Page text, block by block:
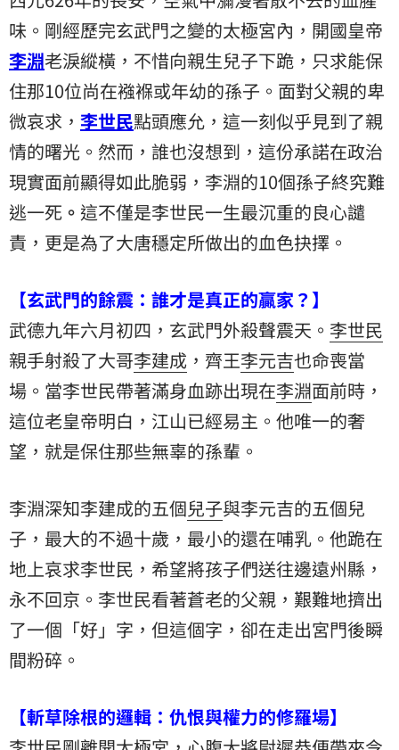
味。剛經歷完玄武門之變的太極宮內，開國皇帝
李淵老淚縱橫，不惜向親生兒子下跪，只求能保
住那10位尚在襁褓或年幼的孫子。面對父親的卑
微哀求， 李世民點頭應允，這一刻似乎見到了親
情的曙光。然而，誰也沒想到，這份承諾在政治
現實面前顯得如此脆弱，李淵的10個孫子終究難
逃一死 。 這不僅是李世民一生最沉重的良心譴
責，更是為了大唐穩定所做出的血色抉擇。
【玄武門的餘震：誰才是真正的贏家？】
武德九年六月初四，玄武門外殺聲震天。 李世民
親手射殺了大哥李建成 ，齊王李元吉也命喪當
場。當李世民帶著滿身血跡出現在李淵面前時，
這位老皇帝明白，江山已經易主。他唯一的奢
望，就是保住那些無辜的孫輩。
李淵深知李建成的五個兒子與李元吉的五個兒
子，最大的不過十歲，最小的還在哺乳。他跪在
地上哀求李世民，希望將孩子們送往邊遠州縣，
永不回京。李世民看著蒼老的父親，艱難地擠出
了一個「好」字，但這個字，卻在走出宮門後瞬
間粉碎。
【斬草除根的邏輯：仇恨與權力的修羅場】